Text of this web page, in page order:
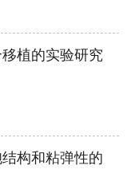
植的实验研究
构和粘弹性的